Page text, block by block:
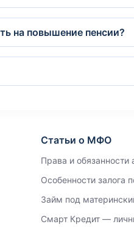
на повышение пенсии?
Статьи о МФО
Права и обязанности
Особенности залога
Займ под
Смарт Кредит —